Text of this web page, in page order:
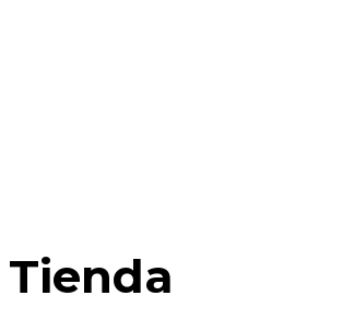
Tienda